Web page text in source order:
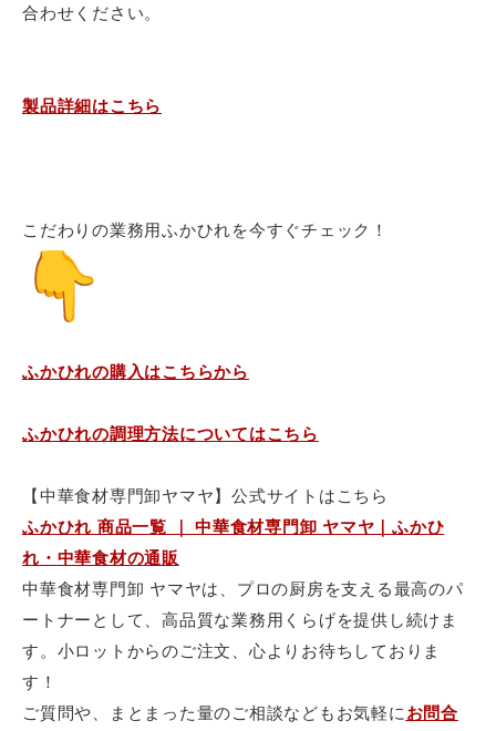
合わせください。
製品詳細はこちら
こだわりの業務用ふかひれを今すぐチェック！
ふかひれの購入はこちらから
ふかひれの調理方法についてはこちら
【中華食材専門卸ヤマヤ】公式サイトはこちら
ふかひれ 商品一覧 ｜ 中華食材専門卸 ヤマヤ｜ふかひ
れ・中華食材の通販
中華食材専門卸 ヤマヤは、プロの厨房を支える最高のパ
ートナーとして、 高品質な業務用くらげを提供し続けま
す。小ロットからのご注文、 心よりお待ちしておりま
す！
ご質問や、
まとまった量のご相談などもお気軽に お問合